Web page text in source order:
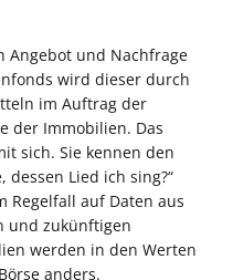
Angebot und Nachfrage
wird dieser durch
im Auftrag der
der Immobilien. Das
sich. Sie kennen den
dessen Lied ich sing?“
Regelfall auf Daten aus
und zukünftigen
werden in den Werten
anders.